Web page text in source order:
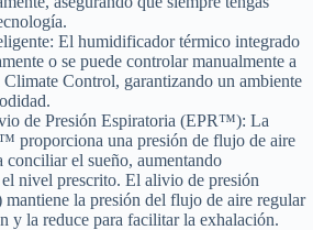
El humidificador térmico integrado
o se puede controlar manualmente a
Control, garantizando un ambiente
de Presión Espiratoria (EPR™): La
proporciona una presión de flujo de aire
conciliar el sueño, aumentando
el nivel prescrito. El alivio de presión
la presión del flujo de aire regular
y la reduce para facilitar la exhalación.